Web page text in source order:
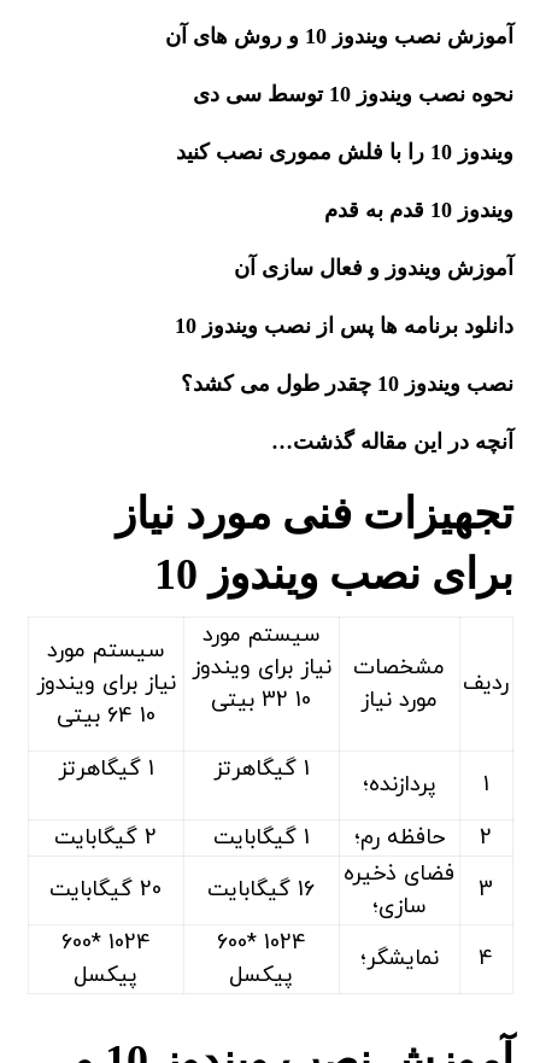
آموزش نصب ویندوز 10 و روش های آن
نحوه نصب ویندوز 10 توسط سی دی
ویندوز 10 را با فلش مموری نصب کنید
ویندوز 10 قدم به قدم
آموزش ویندوز و فعال سازی آن
دانلود برنامه ها پس از نصب ویندوز 10
نصب ویندوز 10 چقدر طول می کشد؟
آنچه در این مقاله گذشت…
تجهیزات فنی مورد نیاز
برای نصب ویندوز 10
ردیف
مشخصات
مورد نیاز
سیستم مورد
نیاز برای ویندوز
10 32 بیتی
سیستم مورد
نیاز برای ویندوز
10 64 بیتی
1 پردازنده؛
1 گیگاهرتز 1 گیگاهرتز
2 حافظه رم؛ 1 گیگابایت
2 گیگابایت
3
فضای ذخیره
سازی؛
16 گیگابایت 20 گیگابایت
4 نمایشگر؛
1024 *600
پیکسل
1024 *600
پیکسل